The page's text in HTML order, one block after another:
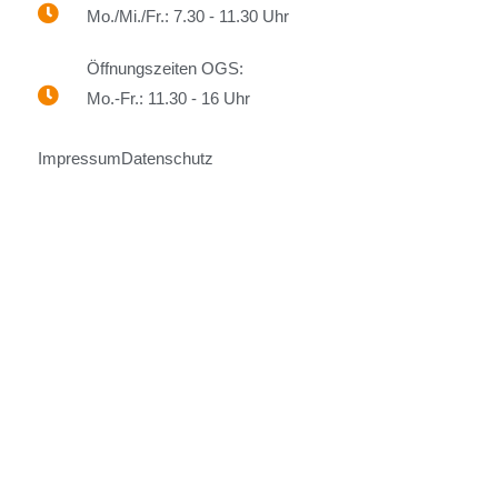
Mo./Mi./Fr.: 7.30 - 11.30 Uhr
Öffnungszeiten OGS:
Mo.-Fr.: 11.30 - 16 Uhr
ImpressumDatenschutz